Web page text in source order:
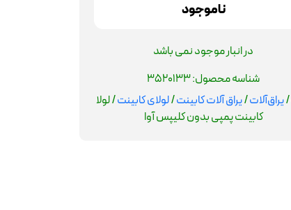
ناموجود
در انبار موجود نمی باشد
شناسه محصول:3520133
/یراق‌آلات/یراق آلات کابینت/لولای کابینت/ لولا
کابینت پمپی بدون کلیپس آوا